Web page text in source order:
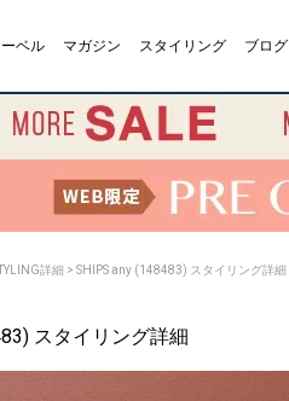
ベル マガジン スタイリング ブログ
詳細 > SHIPS any (148483) スタイリング詳細
スタイリング詳細